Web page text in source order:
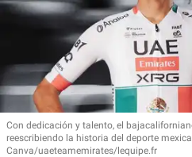
Con dedicación y talento, el
reescribiendo la historia del deporte
Canva/uaeteamemirates/lequipe.fr